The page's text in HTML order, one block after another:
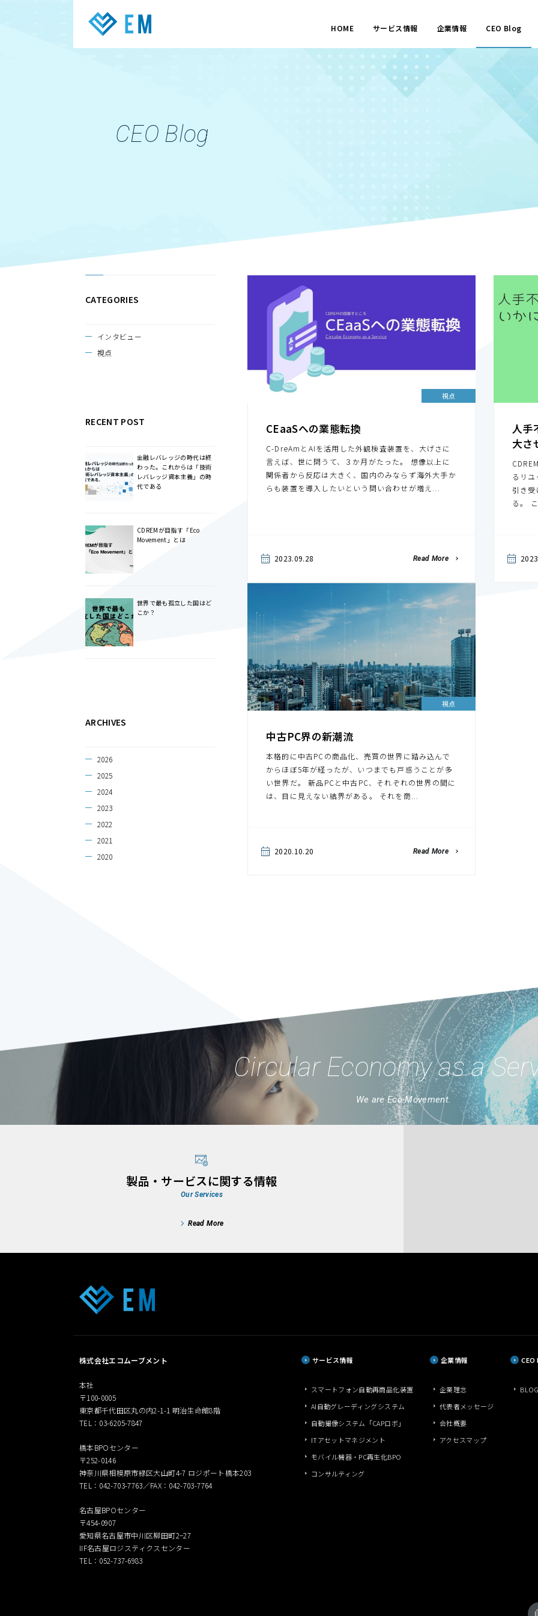
HOME サービス情報 企業情報 CEO Blog
CEO Blog
視点
CEaaSへの業態転換
C-DreAmとAIを活用した外観検査装置を、大げさに
言えば、世に問うて、３か月がたった。 想像以上に
関係者から反応は大きく、国内のみならず海外大手か
らも装置を導入したいという問い合わせが増え...
2023.09.28 Read More
人手
大さ
るリ
引き
る。
視点
中古PC界の新潮流
本格的に中古PCの商品化、売買の世界に踏み込んで
からほぼ5年が経ったが、いつまでも戸惑うことが多
い世界だ。 新品PCと中古PC、それぞれの世界の間に
は、目に見えない結界がある。 それを商...
2020.10.20 Read More
CATEGORIES
インタビュー
視点
RECENT POST
金融レバレッジの時代は終
わった。これからは「技術
レバレッジ資本主義」の時
代である
CDREMが目指す「Eco
Movement」とは
世界で最も孤立した国はど
こか？
ARCHIVES
2026
2025
2024
2023
2022
2021
2020
Circular Economy as a
We are Eco-Movement.
製品・サービスに関する情報
Our Services
Read More
株式会社エコムーブメント
本社
〒100-0005
東京都千代田区丸の内2-1-1 明治生命館8階
TEL：03-6205-7847
橋本BPOセンター
〒252-0146
神奈川県相模原市緑区大山町4-7 ロジポート橋本203
TEL：042-703-7763／FAX：042-703-7764
名古屋BPOセンター
〒454-0907
愛知県名古屋市中川区柳田町2−27
IIF名古屋ロジスティクスセンター
TEL：052-737-6983
サービス情報
スマートフォン自動再商品化装置
AI自動グレーディングシステム
自動撮像システム「CAPロボ」
ITアセットマネジメント
モバイル機器・PC再生化BPO
コンサルティング
企業情報
企業理念
代表者メッセージ
会社概要
アクセスマップ
CEO